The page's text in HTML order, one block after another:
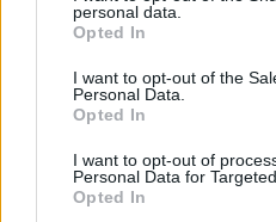
personal data.
Opted In
I want to opt-out of the
Personal Data.
Opted In
I want to opt-out of
Personal Data for
Opted In